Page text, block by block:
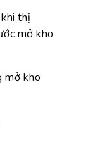
thị
mở kho
mở kho